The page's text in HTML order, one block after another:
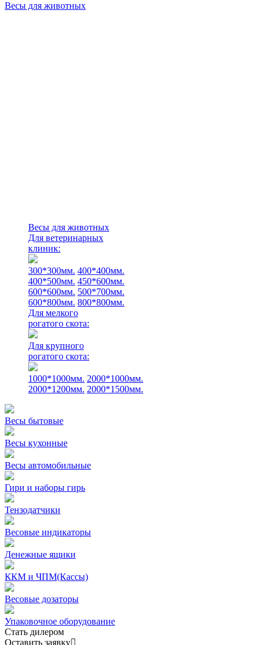
Весы для животных
Весы для животных
Для ветеринарных
клиник:
300*300мм. 400*400мм.
400*500мм. 450*600мм.
600*600мм. 500*700мм.
600*800мм. 800*800мм.
Для мелкого
рогатого скота:
Для крупного
рогатого скота:
1000*1000мм. 2000*1000мм.
2000*1200мм. 2000*1500мм.
Весы бытовые
Весы кухонные
Весы автомобильные
Гири и наборы гирь
Тензодатчики
Весовые индикаторы
Денежные ящики
ККМ и ЧПМ(Кассы)
Весовые дозаторы
Упаковочное оборудование
Стать дилером
Оставить заявку